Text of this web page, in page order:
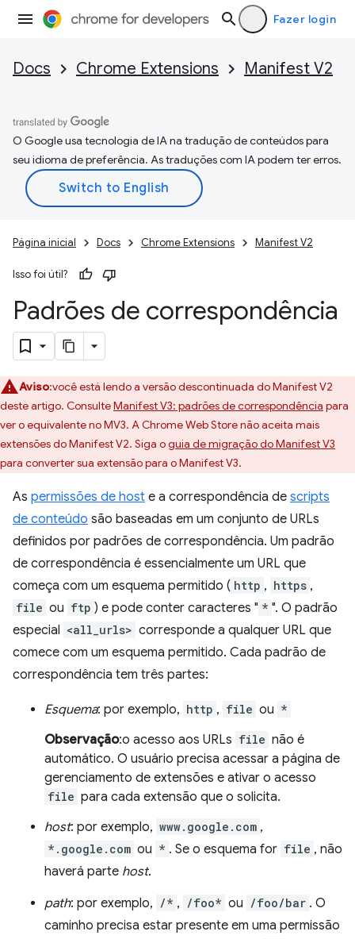
Fazer login
Docs Chrome Extensions Manifest V2
O Google usa tecnologia de IA na tradução de conteúdos para
seu idioma de preferência. As traduções com IA podem ter erros.
Página inicial Docs Chrome Extensions Manifest V2
Isso foi útil?
Padrões de correspondência
Aviso:você está lendo a versão descontinuada do Manifest V2
deste artigo. ConsulteManifest V3: padrões de correspondência para
ver o equivalente no MV3. A Chrome Web Store não aceita mais
extensões do Manifest V2. Siga oguia de migração do Manifest V3
para converter sua extensão para o Manifest V3.
As permissões de host e a correspondência de scripts
de conteúdo são baseadas em um conjunto de URLs
definidos por padrões de correspondência. Um padrão
de correspondência é essencialmente um URL que
começa com um esquema permitido ( http , https ,
file ou ftp ) e pode conter caracteres " * ". O padrão
especial <all_urls> corresponde a qualquer URL que
comece com um esquema permitido. Cada padrão de
correspondência tem três partes:
Esquema: por exemplo, http , file ou *
Observação:o acesso aos URLs file não é
automático. O usuário precisa acessar a página de
gerenciamento de extensões e ativar o acesso
file para cada extensão que o solicita.
host: por exemplo, www.google.com ,
*.google.com ou * . Se o esquema for file , não
haverá parte host.
path: por exemplo, /* , /foo* ou /foo/bar . O
caminho precisa estar presente em uma permissão